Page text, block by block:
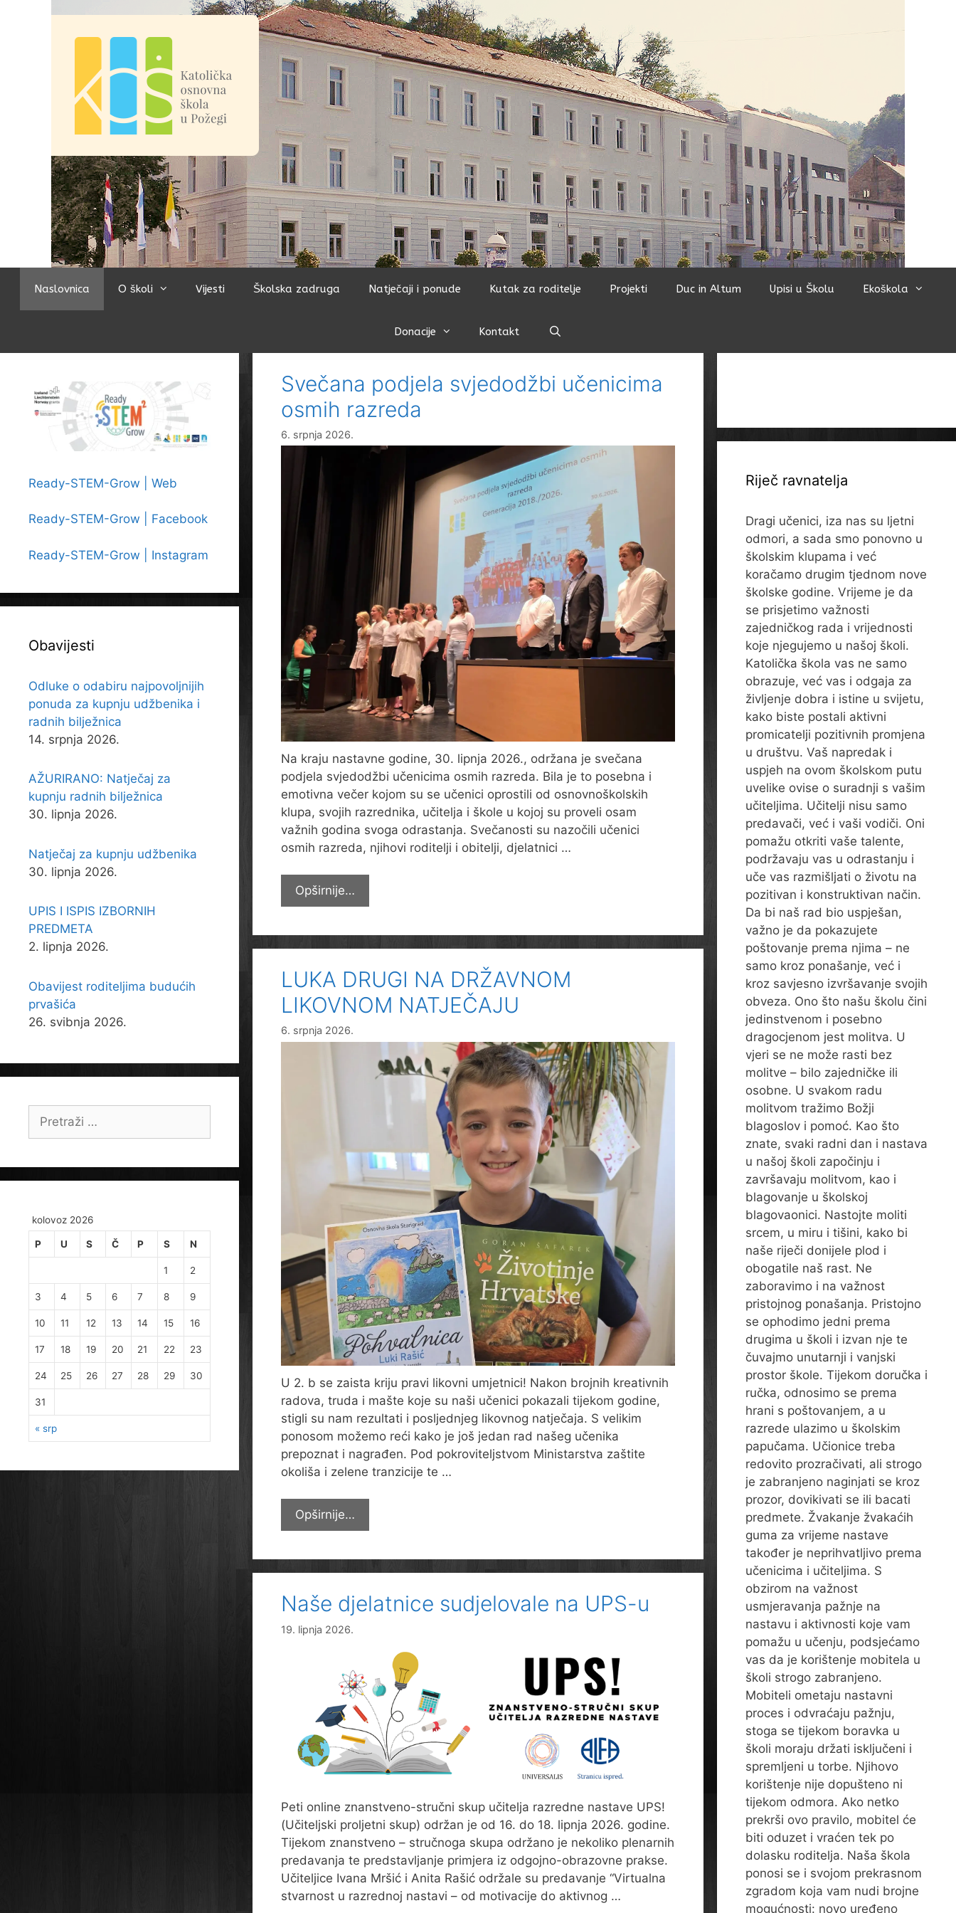
Naslovnica O školi Vijesti Školska zadruga Natječaji i ponude Kutak za roditelje Projekti Duc in Altum Upisi u Školu Ekoškola
Donacije Kontakt
Svečana podjela svjedodžbi učenicima
osmih razreda
6. srpnja 2026.
Na kraju nastavne godine, 30. lipnja 2026., održana je svečana
podjela svjedodžbi učenicima osmih razreda. Bila je to posebna i
emotivna večer kojom su se učenici oprostili od osnovnoškolskih
klupa, svojih razrednika, učitelja i škole u kojoj su proveli osam
važnih godina svoga odrastanja. Svečanosti su nazočili učenici
osmih razreda, njihovi roditelji i obitelji, djelatnici …
Opširnije…
podjela
razreda
LUKA DRUGI NA DRŽAVNOM
LIKOVNOM NATJEČAJU
6. srpnja 2026.
U 2. b se zaista kriju pravi likovni umjetnici! Nakon brojnih kreativnih
radova, truda i mašte koje su naši učenici pokazali tijekom godine,
stigli su nam rezultati i posljednjeg likovnog natječaja. S velikim
ponosom možemo reći kako je još jedan rad našeg učenika
prepoznat i nagrađen. Pod pokroviteljstvom Ministarstva zaštite
okoliša i zelene tranzicije te …
Opširnije…
DRUGI
NATJEČAJU
Naše djelatnice sudjelovale na UPS-u
19. lipnja 2026.
Peti online znanstveno-stručni skup učitelja razredne nastave UPS!
(Učiteljski proljetni skup) održan je od 16. do 18. lipnja 2026. godine.
Tijekom znanstveno – stručnoga skupa održano je nekoliko plenarnih
predavanja te predstavljanje primjera iz odgojno-obrazovne prakse.
Učiteljice Ivana Mršić i Anita Rašić održale su predavanje “Virtualna
stvarnost u razrednoj nastavi – od motivacije do aktivnog …
Ready-STEM-Grow | Web
Ready-STEM-Grow | Facebook
Ready-STEM-Grow | Instagram
Obavijesti
Odluke o odabiru najpovoljnijih
ponuda za kupnju udžbenika i
radnih bilježnica
14. srpnja 2026.
AŽURIRANO: Natječaj za
kupnju radnih bilježnica
30. lipnja 2026.
Natječaj za kupnju udžbenika
30. lipnja 2026.
UPIS I ISPIS IZBORNIH
PREDMETA
2. lipnja 2026.
Obavijest roditeljima budućih
prvašića
26. svibnja 2026.
kolovoz 2026
P U S Č P S N
« srp
1 2
3 4 5 6 7 8 9
10 11 12 13 14 15 16
17 18 19 20 21 22 23
24 25 26 27 28 29 30
31
Riječ ravnatelja
Dragi učenici, iza nas su ljetni
odmori, a sada smo ponovno u
školskim klupama i već
koračamo drugim tjednom nove
školske godine. Vrijeme je da
se prisjetimo važnosti
zajedničkog rada i vrijednosti
koje njegujemo u našoj školi.
Katolička škola vas ne samo
obrazuje, već vas i odgaja za
življenje dobra i istine u svijetu,
kako biste postali aktivni
promicatelji pozitivnih promjena
u društvu. Vaš napredak i
uspjeh na ovom školskom putu
uvelike ovise o suradnji s vašim
učiteljima. Učitelji nisu samo
predavači, već i vaši vodiči. Oni
pomažu otkriti vaše talente,
podržavaju vas u odrastanju i
uče vas razmišljati o životu na
pozitivan i konstruktivan način.
Da bi naš rad bio uspješan,
važno je da pokazujete
poštovanje prema njima – ne
samo kroz ponašanje, već i
kroz savjesno izvršavanje svojih
obveza. Ono što našu školu čini
jedinstvenom i posebno
dragocjenom jest molitva. U
vjeri se ne može rasti bez
molitve – bilo zajedničke ili
osobne. U svakom radu
molitvom tražimo Božji
blagoslov i pomoć. Kao što
znate, svaki radni dan i nastava
u našoj školi započinju i
završavaju molitvom, kao i
blagovanje u školskoj
blagovaonici. Nastojte moliti
srcem, u miru i tišini, kako bi
naše riječi donijele plod i
obogatile naš rast. Ne
zaboravimo i na važnost
pristojnog ponašanja. Pristojno
se ophodimo jedni prema
drugima u školi i izvan nje te
čuvajmo unutarnji i vanjski
prostor škole. Tijekom doručka i
ručka, odnosimo se prema
hrani s poštovanjem, a u
razrede ulazimo u školskim
papučama. Učionice treba
redovito prozračivati, ali strogo
je zabranjeno naginjati se kroz
prozor, dovikivati se ili bacati
predmete. Žvakanje žvakaćih
guma za vrijeme nastave
također je neprihvatljivo prema
učenicima i učiteljima. S
obzirom na važnost
usmjeravanja pažnje na
nastavu i aktivnosti koje vam
pomažu u učenju, podsjećamo
vas da je korištenje mobitela u
školi strogo zabranjeno.
Mobiteli ometaju nastavni
proces i odvraćaju pažnju,
stoga se tijekom boravka u
školi moraju držati isključeni i
spremljeni u torbe. Njihovo
korištenje nije dopušteno ni
tijekom odmora. Ako netko
prekrši ovo pravilo, mobitel će
biti oduzet i vraćen tek po
dolasku roditelja. Naša škola
ponosi se i svojom prekrasnom
zgradom koja vam nudi brojne
mogućnosti: novo uređeno